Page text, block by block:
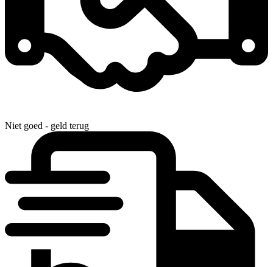
Niet goed - geld terug